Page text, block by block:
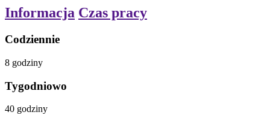
Informacja Czas pracy
Codziennie
8 godziny
Tygodniowo
40 godziny